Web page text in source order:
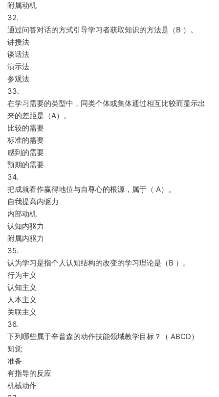
附属动机
32.
通过问答对话的方式引导学习者获取知识的方法是（B ）。
讲授法
谈话法
演示法
参观法
33.
在学习需要的类型中，同类个体或集体通过相互比较而显示出
来的差距是（A）。
比较的需要
标准的需要
感到的需要
预期的需要
34.
把成就看作赢得地位与自尊心的根源，属于（ A）。
自我提高内驱力
内部动机
认知内驱力
附属内驱力
35.
认为学习是指个人认知结构的改变的学习理论是（B ）。
行为主义
认知主义
人本主义
关联主义
36.
下列哪些属于辛普森的动作技能领域教学目标？（ ABCD）
知觉
准备
有指导的反应
机械动作